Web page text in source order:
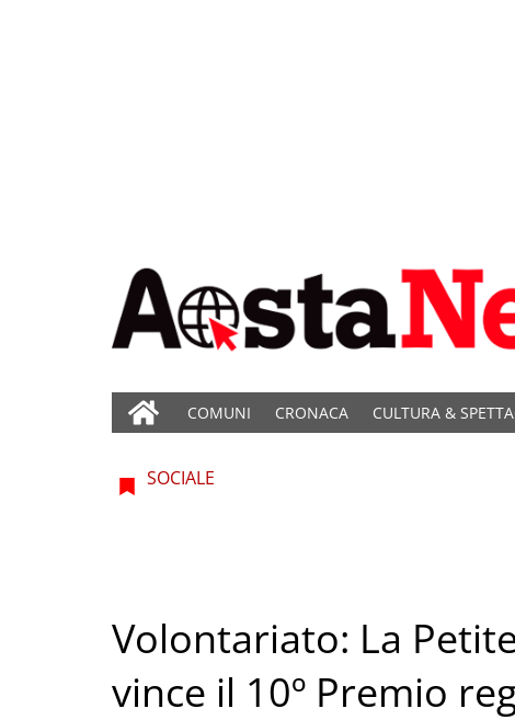
COMUNI CRONACA CULTURA &
SOCIALE
Volontariato: La
vince il 10º Premio